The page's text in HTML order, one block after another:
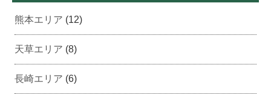
熊本エリア (12)
天草エリア (8)
長崎エリア (6)